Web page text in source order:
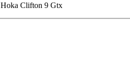
Hoka Clifton 9 Gtx